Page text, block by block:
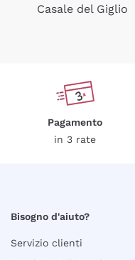
Casale del Giglio
Pagamento
in 3 rate
Bisogno d'aiuto?
Servizio clienti